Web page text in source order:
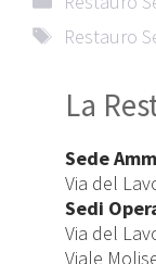
Tag
Restauro
La
Sede
Via del
Sedi
Via del
Viale